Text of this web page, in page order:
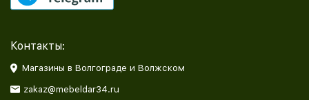
Контакты:
Магазины в Волгограде и Волжском
zakaz@mebeldar34.ru